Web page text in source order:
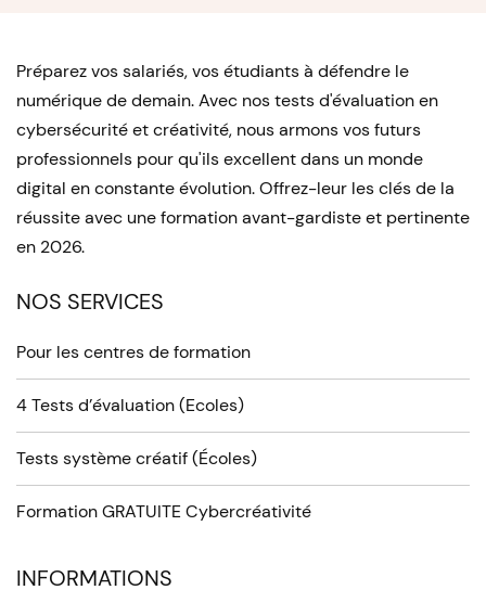
Préparez vos salariés, vos étudiants à défendre le
numérique de demain. Avec nos tests d'évaluation en
cybersécurité et créativité, nous armons vos futurs
professionnels pour qu'ils excellent dans un monde
digital en constante évolution. Offrez-leur les clés de la
réussite avec une formation avant-gardiste et pertinente
en 2026.
NOS SERVICES
Pour les centres de formation
4 Tests d’évaluation (Ecoles)
Tests système créatif (Écoles)
Formation GRATUITE Cybercréativité
INFORMATIONS